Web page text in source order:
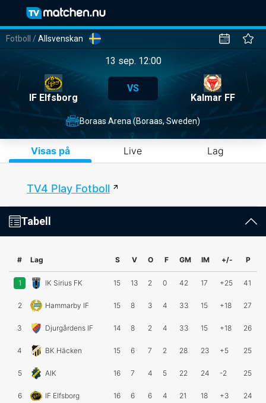
Fotboll /Allsvenskan
13 sep. 12:00
IF Elfsborg
VS
Kalmar FF
Boraas Arena (Boraas, Sweden)
Visas på Live Lag
TV4 Play Fotboll
Tabell
# Lag S V O F GM IM +/- P
1 IK Sirius FK 15 13 2 0 42 17 +25 41
2 Hammarby IF 15 8 3 4 33 15 +18 27
3 Djurgårdens IF 14 8 2 4 33 15 +18 26
4 BK Häcken 15 6 7 2 28 23 +5 25
5 AIK 16 7 4 5 22 24 -2 25
6 IF Elfsborg 16 6 6 4 21 18 +3 24